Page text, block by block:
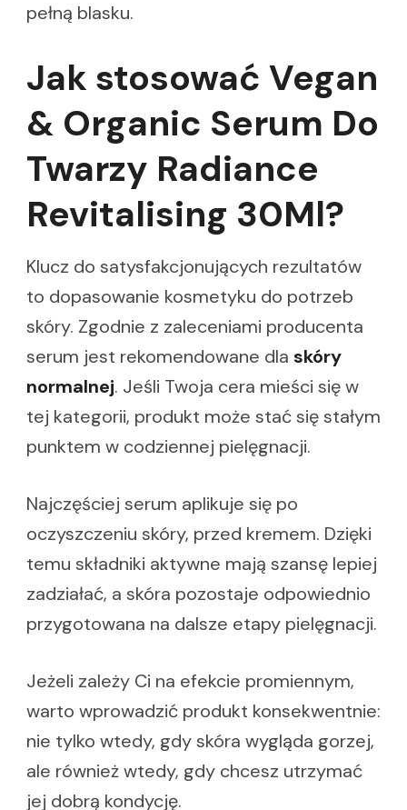
pełną blasku.
Jak stosować Vegan
& Organic Serum Do
Twarzy Radiance
Revitalising 30Ml?
Klucz do satysfakcjonujących rezultatów
to dopasowanie kosmetyku do potrzeb
skóry. Zgodnie z zaleceniami producenta
serum jest rekomendowane dla skóry
normalnej. Jeśli Twoja cera mieści się w
tej kategorii, produkt może stać się stałym
punktem w codziennej pielęgnacji.
Najczęściej serum aplikuje się po
oczyszczeniu skóry, przed kremem. Dzięki
temu składniki aktywne mają szansę lepiej
zadziałać, a skóra pozostaje odpowiednio
przygotowana na dalsze etapy pielęgnacji.
Jeżeli zależy Ci na efekcie promiennym,
warto wprowadzić produkt konsekwentnie:
nie tylko wtedy, gdy skóra wygląda gorzej,
ale również wtedy, gdy chcesz utrzymać
jej dobrą kondycję.